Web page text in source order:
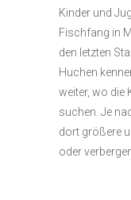
Kinder und
Fischfang in
den letzten
Huchen
weiter, wo die
suchen. Je
dort größere
oder